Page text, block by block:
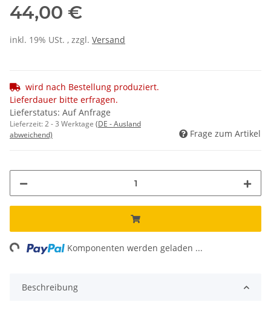
44,00 €
inkl. 19% USt. , zzgl. Versand
wird nach Bestellung produziert.
Lieferdauer bitte erfragen.
Lieferstatus: Auf Anfrage
Lieferzeit:2 - 3 Werktage (DE - Ausland
abweichend)
Frage zum Artikel
Komponenten werden geladen ...
Beschreibung